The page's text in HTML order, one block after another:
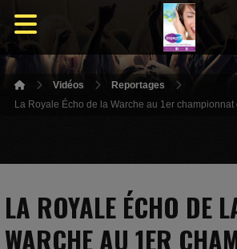
Vidéos
Reportages
La Royale Écho de la Warche au 1er
LA ROYALE ÉCHO DE
WARCHE AU 1ER